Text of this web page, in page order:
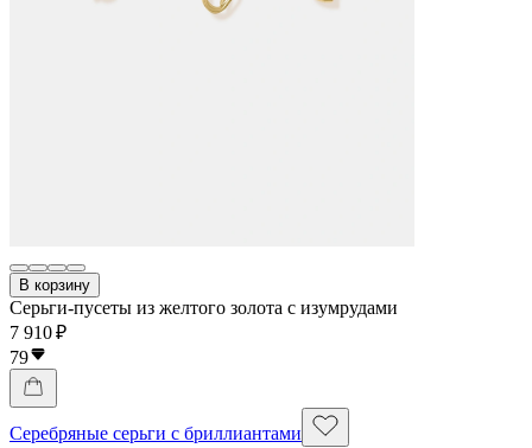
В корзину
Серьги-пусеты из желтого золота с изумрудами
7 910 ₽
79
Серебряные серьги с бриллиантами